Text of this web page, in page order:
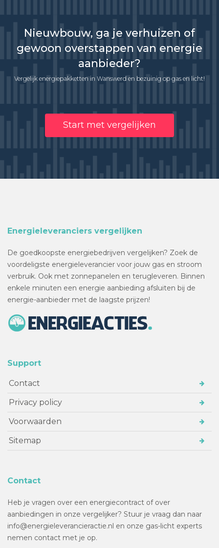
Nieuwbouw, ga je verhuizen of
gewoon overstappen van energie
aanbieder?
Vergelijk energiepakketten in Wanswerd en bezuinig op gas en licht!
Start met vergelijken
Energieleveranciers vergelijken
De goedkoopste energiebedrijven vergelijken? Zoek de
voordeligste energieleverancier voor jouw gas en stroom
verbruik. Ook met zonnepanelen en terugleveren. Binnen
enkele minuten een energie aanbieding afsluiten bij de
energie-aanbieder met de laagste prijzen!
Support
Contact
Privacy policy
Voorwaarden
Sitemap
Contact
Heb je vragen over een energiecontract of over
aanbiedingen in onze vergelijker? Stuur je vraag dan naar
info@energieleverancieractie.nl en onze gas-licht experts
nemen contact met je op.